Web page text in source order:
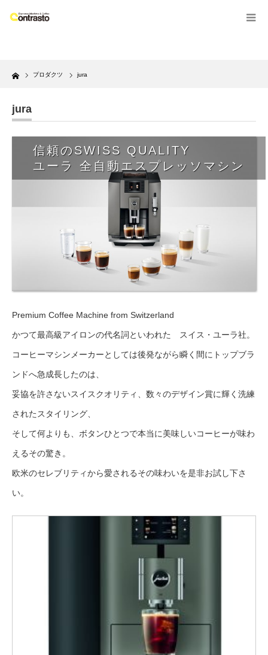
Home プロダクツ jura
jura
信頼のSWISS QUALITY
ユーラ 全自動エスプレッソマシン
Premium Coffee Machine from Switzerland
かつて最高級アイロンの代名詞といわれた スイス・ユーラ社。
コーヒーマシンメーカーとしては後発ながら瞬く間にトップブラ
ンドへ急成長したのは、
妥協を許さないスイスクオリティ、数々のデザイン賞に輝く洗練
されたスタイリング、
そして何よりも、ボタンひとつで本当に美味しいコーヒーが味わ
えるその驚き。
欧米のセレブリティから愛されるその味わいを是非お試し下さ
い。